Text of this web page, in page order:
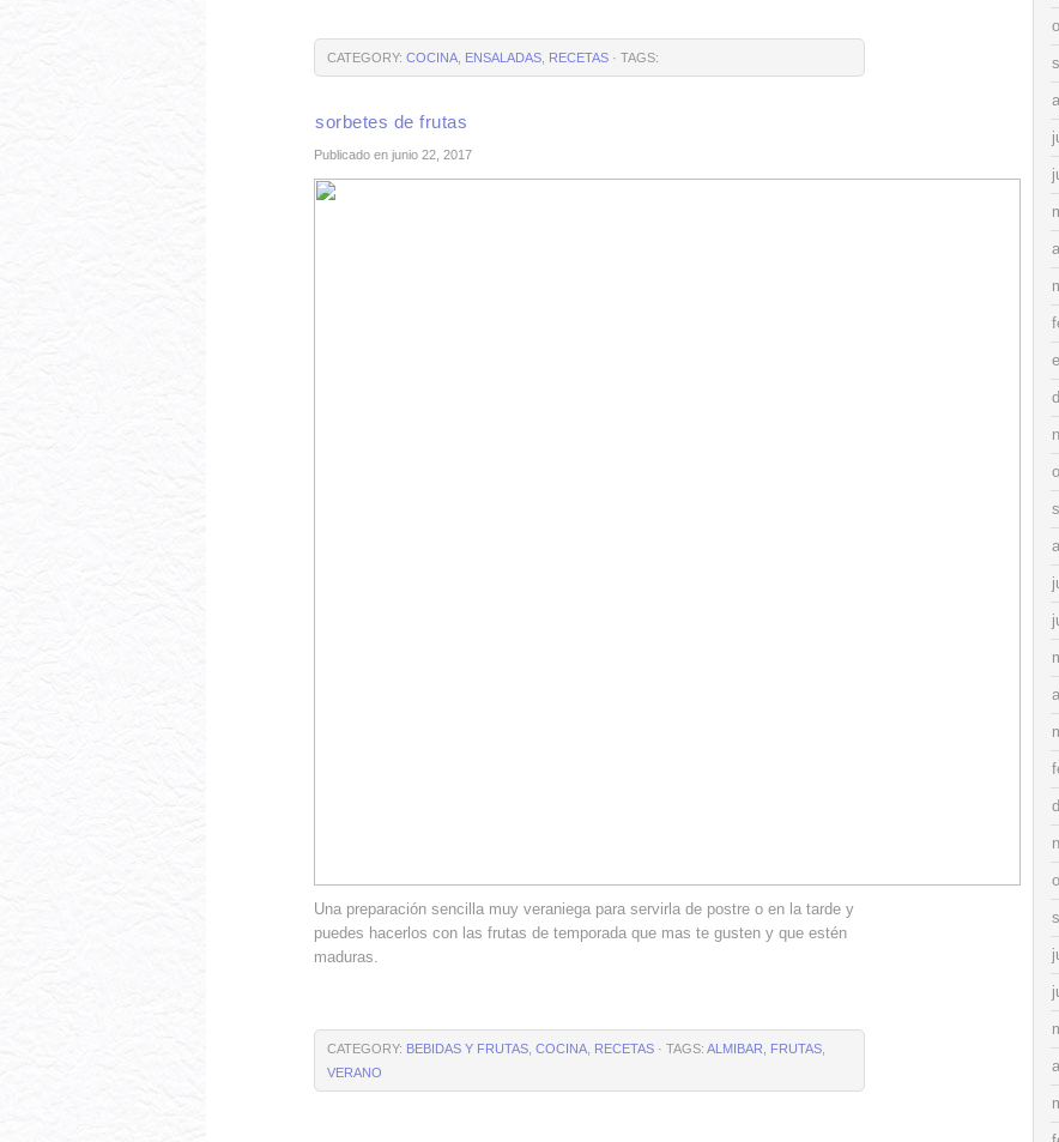
CATEGORY: COCINA ENSALADAS RECETAS · TAGS:
sorbetes de frutas
Publicado en junio 22, 2017
Una preparación sencilla muy veraniega para servirla de postre o en la tarde y
puedes hacerlos con las frutas de temporada que mas te gusten y que estén
maduras.
CATEGORY: BEBIDAS Y FRUTAS COCINA RECETAS · TAGS: ALMIBAR FRUTAS
VERANO